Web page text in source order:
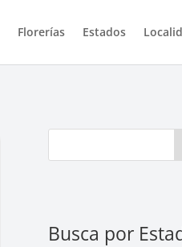
Florerías Estados
Busca por